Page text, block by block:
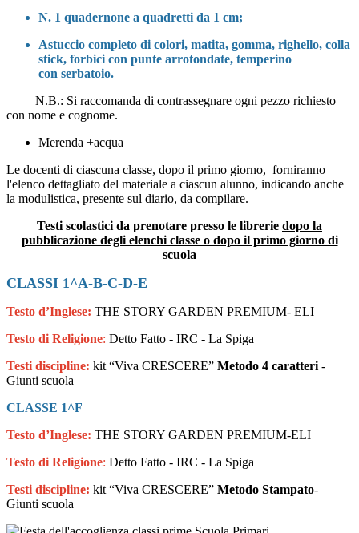
N. 1 quadernone a quadretti da 1 cm;
Astuccio completo di colori, matita, gomma, righello, colla
stick, forbici con punte arrotondate, temperino
con serbatoio.
N.B.: Si raccomanda di contrassegnare ogni pezzo richiesto
con nome e cognome.
Merenda +acqua
Le docenti di ciascuna classe, dopo il primo giorno, forniranno
l'elenco dettagliato del materiale a ciascun alunno, indicando anche
la modulistica, presente sul diario, da compilare.
Testi scolastici da prenotare presso le librerie dopo la
pubblicazione degli elenchi classe o dopo il primo giorno di
scuola
CLASSI 1^A-B-C-D-E
Testo d’Inglese: THE STORY GARDEN PREMIUM- ELI
Testo di Religione: Detto Fatto - IRC - La Spiga
Testi discipline: kit “Viva CRESCERE” Metodo 4 caratteri -
Giunti scuola
CLASSE 1^F
Testo d’Inglese: THE STORY GARDEN PREMIUM-ELI
Testo di Religione: Detto Fatto - IRC - La Spiga
Testi discipline: kit “Viva CRESCERE” Metodo Stampato-
Giunti scuola